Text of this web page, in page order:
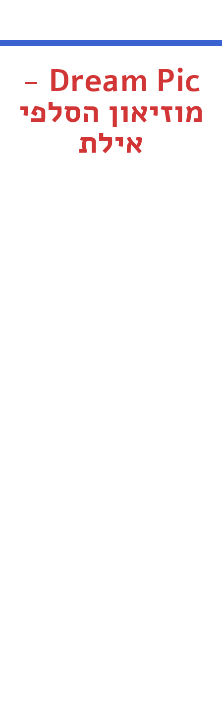
Dream Pic -
מוזיאון הסלפי
אילת